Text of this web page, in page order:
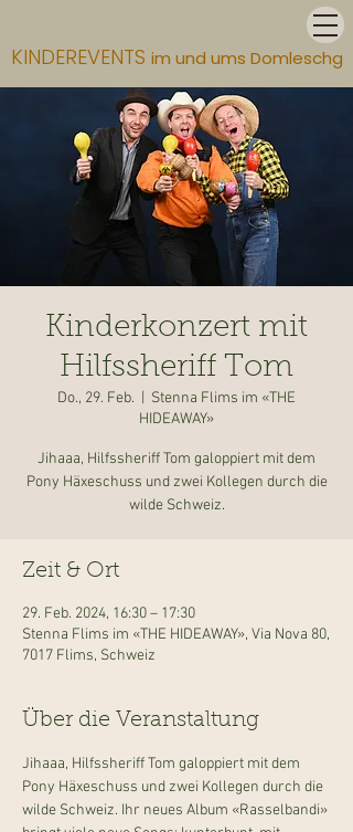
KINDEREVENTS im und ums Domleschg
Kinderkonzert mit
Hilfssheriff Tom
Do., 29. Feb.
Stenna Flims im «THE
HIDEAWAY»
Jihaaa, Hilfssheriff Tom galoppiert mit dem
Pony Häxeschuss und zwei Kollegen durch die
wilde Schweiz.
Zeit & Ort
29. Feb. 2024, 16:30 – 17:30
Stenna Flims im «THE HIDEAWAY», Via Nova 80,
7017 Flims, Schweiz
Über die Veranstaltung
Jihaaa, Hilfssheriff Tom galoppiert mit dem
Pony Häxeschuss und zwei Kollegen durch die
wilde Schweiz. Ihr neues Album «Rasselbandi»